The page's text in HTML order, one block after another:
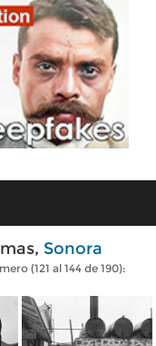
Sonora
(121 al 144 de 190):